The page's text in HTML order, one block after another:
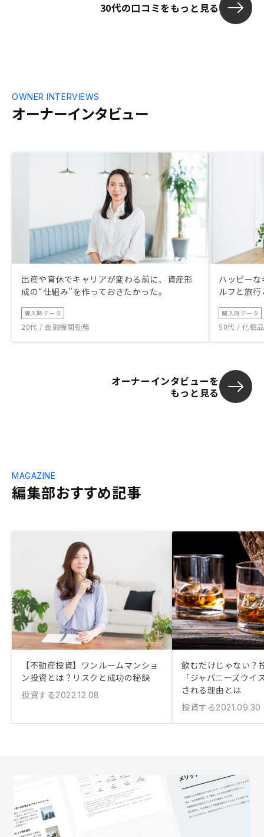
30代の口コミをもっと見る
オーナーインタビュー
OWNER INTERVIEWS
出産や育休でキャリアが変わる前に、資産形
成の“仕組み”を作っておきたかった。
購入時データ
20代 / 金融機関勤務
ハッピー
ルフと旅
購入時データ
50代 / 化粧
オーナーインタビューを
もっと見る
編集部おすすめ記事
MAGAZINE
【不動産投資】ワンルームマンショ
ン投資とは？リスクと成功の秘訣
投資する2022.12.08
飲むだけじゃない？
「ジャパニーズウイ
される理由とは
投資する2021.09.30